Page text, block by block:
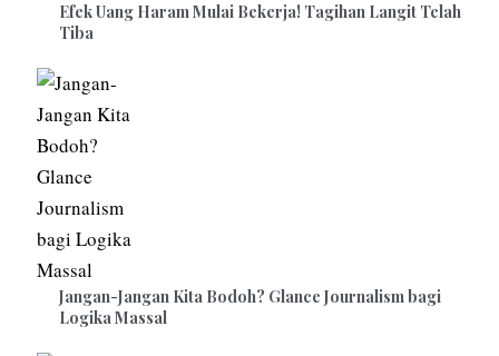
Efek Uang Haram Mulai Bekerja! Tagihan Langit Telah
Tiba
Jangan-Jangan Kita Bodoh? Glance Journalism bagi
Logika Massal